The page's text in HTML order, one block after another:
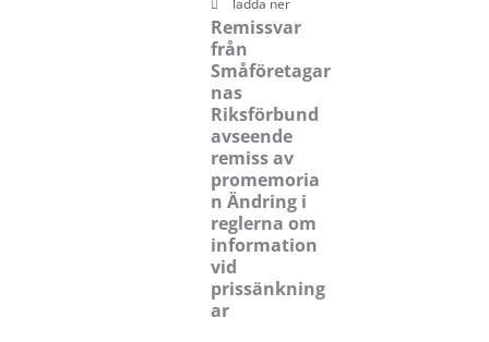
Remissvar
från
Småföretagar
nas
Riksförbund
avseende
remiss av
promemoria
n Ändring i
reglerna om
information
vid
prissänkning
ar